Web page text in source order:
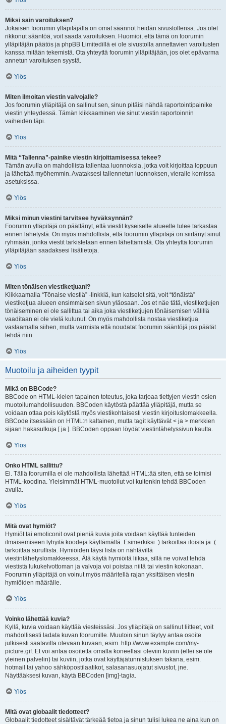
Miksi sain varoituksen?
Jokaisen foorumin ylläpitäjällä on omat säännöt heidän sivustollensa. Jos olet
rikkonut sääntöä, voit saada varoituksen. Huomioi, että tämä on foorumin
ylläpitäjän päätös ja phpBB Limitedillä ei ole sivustolla annettavien varoitusten
kanssa mitään tekemistä. Ota yhteyttä foorumin ylläpitäjään, jos olet epävarma
annetun varoituksen syystä.
Ylös
Miten ilmoitan viestin valvojalle?
Jos foorumin ylläpitäjä on sallinut sen, sinun pitäisi nähdä raportointipainike
viestin yhteydessä. Tämän klikkaaminen vie sinut viestin raportoinnin
vaiheiden läpi.
Ylös
Mitä “Tallenna”-painike viestin kirjoittamisessa tekee?
Tämän avulla on mahdollista tallentaa luonnoksia, jotka voit kirjoittaa loppuun
ja lähettää myöhemmin. Avataksesi tallennetun luonnoksen, vieraile komissa
asetuksissa.
Ylös
Miksi minun viestini tarvitsee hyväksynnän?
Foorumin ylläpitäjä on päättänyt, että viestit kyseiselle alueelle tulee tarkastaa
ennen lähetystä. On myös mahdollista, että foorumin ylläpitäjä on siirtänyt sinut
ryhmään, jonka viestit tarkistetaan ennen lähettämistä. Ota yhteyttä foorumin
ylläpitäjään saadaksesi lisätietoja.
Ylös
Miten tönäisen viestiketjuani?
Klikkaamalla “Tönaise viestiä” -linkkiä, kun katselet sitä, voit “tönäistä”
viestiketjua alueen ensimmäisen sivun yläosaan. Jos et näe tätä, viestiketjujen
tönäiseminen ei ole sallittua tai aika joka viestiketjujen tönäisemisen välillä
vaaditaan ei ole vielä kulunut. On myös mahdollista nostaa viestiketjua
vastaamalla siihen, mutta varmista että noudatat foorumin sääntöjä jos päätät
tehdä niin.
Ylös
Muotoilu ja aiheiden tyypit
Mikä on BBCode?
BBCode on HTML-kielen tapainen toteutus, joka tarjoaa tiettyjen viestin osien
muotoilumahdollisuuden. BBCoden käytöstä päättää ylläpitäjä, mutta se
voidaan ottaa pois käytöstä myös viestikohtaisesti viestin kirjoituslomakkeella.
BBCode itsessään on HTML:n kaltainen, mutta tagit käyttävät < ja > merkkien
sijaan hakasulkuja [ ja ]. BBCoden oppaan löydät viestinlähetyssivun kautta.
Ylös
Onko HTML sallittu?
Ei. Tällä foorumilla ei ole mahdollista lähettää HTML:ää siten, että se toimisi
HTML-koodina. Yleisimmät HTML-muotoilut voi kuitenkin tehdä BBCoden
avulla.
Ylös
Mitä ovat hymiöt?
Hymiöt tai emoticonit ovat pieniä kuvia joita voidaan käyttää tunteiden
ilmaisemiseen lyhyitä koodeja käyttämällä. Esimerkiksi :) tarkoittaa iloista ja :(
tarkoittaa surullista. Hymiöiden täysi lista on nähtävillä
viestinlähetyslomakkeessa. Älä käytä hymiöitä liikaa, sillä ne voivat tehdä
viestistä lukukelvottoman ja valvoja voi poistaa niitä tai viestin kokonaan.
Foorumin ylläpitäjä on voinut myös määritellä rajan yksittäisen viestin
hymiöiden määrälle.
Ylös
Voinko lähettää kuvia?
Kyllä, kuvia voidaan käyttää viesteissäsi. Jos ylläpitäjä on sallinut liitteet, voit
mahdollisesti ladata kuvan foorumille. Muutoin sinun täytyy antaa osoite
julkisesti saatavilla olevaan kuvaan, esim. http://www.example.com/my-
picture.gif. Et voi antaa osoitetta omalla koneellasi oleviin kuviin (ellei se ole
yleinen palvelin) tai kuviin, jotka ovat käyttäjätunnistuksen takana, esim.
hotmail tai yahoo sähköpostilaatikot, salasanasuojatut sivustot, jne.
Näyttääksesi kuvan, käytä BBCoden [img]-tagia.
Ylös
Mitä ovat globaalit tiedotteet?
Globaalit tiedotteet sisältävät tärkeää tietoa ja sinun tulisi lukea ne aina kun on